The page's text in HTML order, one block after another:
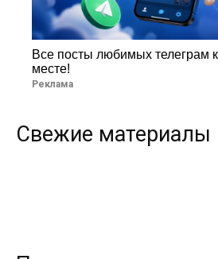
Все посты любимых телеграм
месте!
Реклама
Свежие материалы